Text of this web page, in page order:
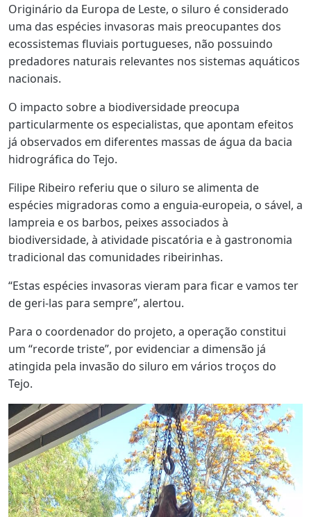
Originário da Europa de Leste, o siluro é considerado
uma das espécies invasoras mais preocupantes dos
ecossistemas fluviais portugueses, não possuindo
predadores naturais relevantes nos sistemas aquáticos
nacionais.
O impacto sobre a biodiversidade preocupa
particularmente os especialistas, que apontam efeitos
já observados em diferentes massas de água da bacia
hidrográfica do Tejo.
Filipe Ribeiro referiu que o siluro se alimenta de
espécies migradoras como a enguia-europeia, o sável, a
lampreia e os barbos, peixes associados à
biodiversidade, à atividade piscatória e à gastronomia
tradicional das comunidades ribeirinhas.
“Estas espécies invasoras vieram para ficar e vamos ter
de geri-las para sempre”, alertou.
Para o coordenador do projeto, a operação constitui
um “recorde triste”, por evidenciar a dimensão já
atingida pela invasão do siluro em vários troços do
Tejo.